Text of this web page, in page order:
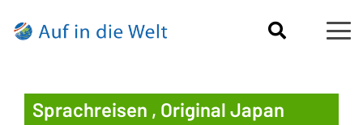
Sprachreisen , Original Japan